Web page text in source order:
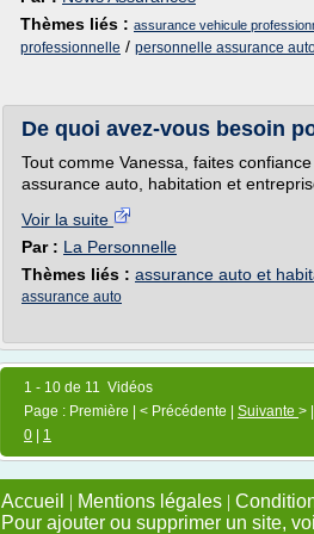
Thèmes liés : assurance vehicule
professionnelle / personnelle assurance
De quoi avez-vous besoin
Tout comme Vanessa, faites
assurance auto, habitation et
Voir la suite
Par : La Personnelle
Thèmes liés : assurance auto et
assurance auto
1 - 10 de 11 Vidéos
Page : Première | < Précédente | Suivante > |
0
1
Accueil | Mentions légales |
Pour ajouter ou supprimer un site,